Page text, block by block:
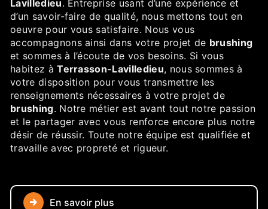
Lavilledieu. Entreprise usant d’une expérience et
d’un savoir-faire de qualité, nous mettons tout en
oeuvre pour vous satisfaire. Nous vous
accompagnons ainsi dans votre projet de brushing
et sommes à l’écoute de vos besoins. Si vous
habitez àTerrasson-Lavilledieu, nous sommes à
votre disposition pour vous transmettre les
renseignements nécessaires à votre projet de
brushing. Notre métier est avant tout notre passion
et le partager avec vous renforce encore plus notre
désir de réussir. Toute notre équipe est qualifiée et
travaille avec propreté et rigueur.
En savoir plus